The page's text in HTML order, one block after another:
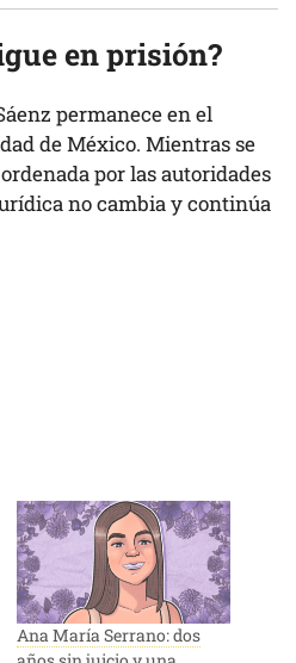
en prisión?
permanece en el
de México. Mientras se
por las autoridades
no cambia y continúa
Ana María Serrano: dos